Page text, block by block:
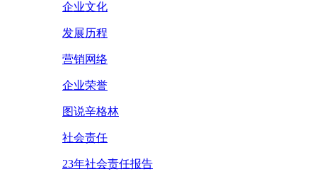
企业文化
发展历程
营销网络
企业荣誉
图说辛格林
社会责任
23年社会责任报告